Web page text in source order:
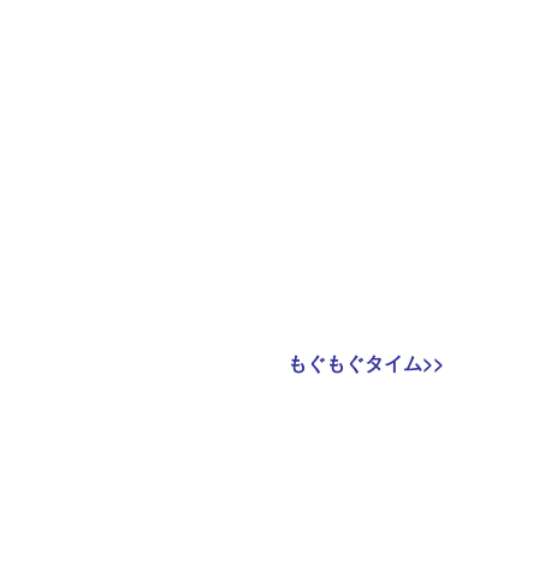
Next
もぐもぐタイム>>